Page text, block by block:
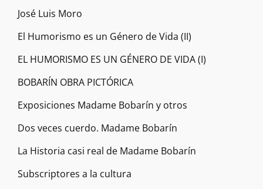
José Luis Moro
El Humorismo es un Género de Vida (II)
EL HUMORISMO ES UN GÉNERO DE VIDA (I)
BOBARÍN OBRA PICTÓRICA
Exposiciones Madame Bobarín y otros
Dos veces cuerdo. Madame Bobarín
La Historia casi real de Madame Bobarín
Subscriptores a la cultura